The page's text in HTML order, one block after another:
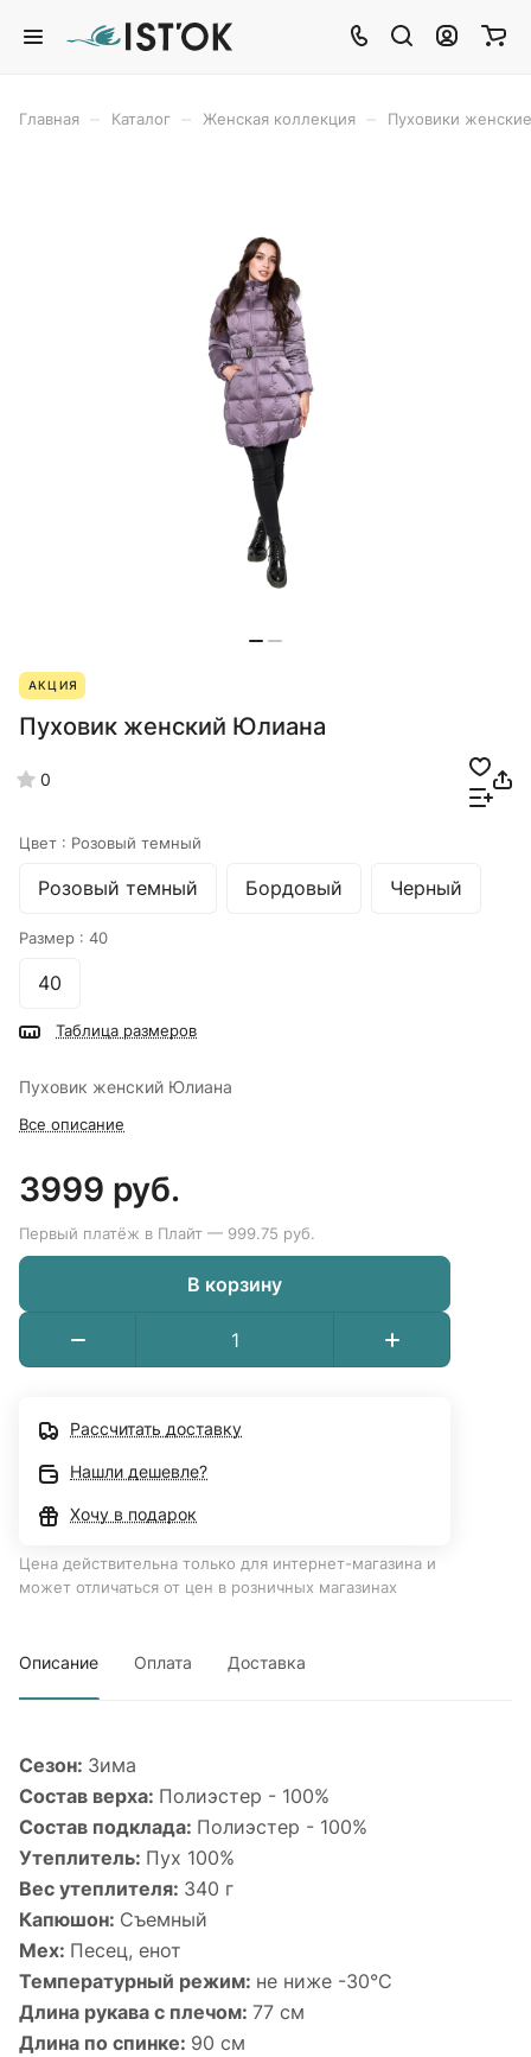
Главная Каталог Женская коллекция Пуховики женские
АКЦИЯ
Пуховик женский Юлиана
0
Цвет : Розовый темный
Розовый темный Бордовый Черный
Размер : 40
40
Таблица размеров
Пуховик женский Юлиана
Все описание
3999 руб.
Первый платёж в Плайт — 999.75 руб.
В корзину
Рассчитать доставку
Нашли дешевле?
Хочу в подарок
Цена действительна только для интернет-магазина и
может отличаться от цен в розничных магазинах
Описание Оплата Доставка
Сезон: Зима
Состав верха: Полиэстер - 100%
Состав подклада: Полиэстер - 100%
Утеплитель: Пух 100%
Вес утеплителя: 340 г
Капюшон: Съемный
Мех: Песец, енот
Температурный режим: не ниже -30°С
Длина рукава с плечом: 77 см
Длина по спинке: 90 см